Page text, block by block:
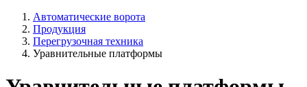
Автоматические ворота
Продукция
Перегрузочная техника
Уравнительные платформы